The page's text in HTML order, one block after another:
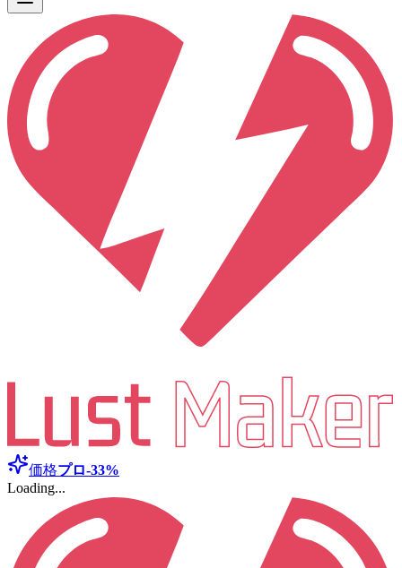
価格プロ-33%
Loading...